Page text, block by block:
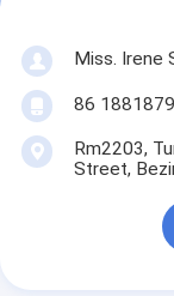
Miss. Irene
86
Rm2203,
Street,